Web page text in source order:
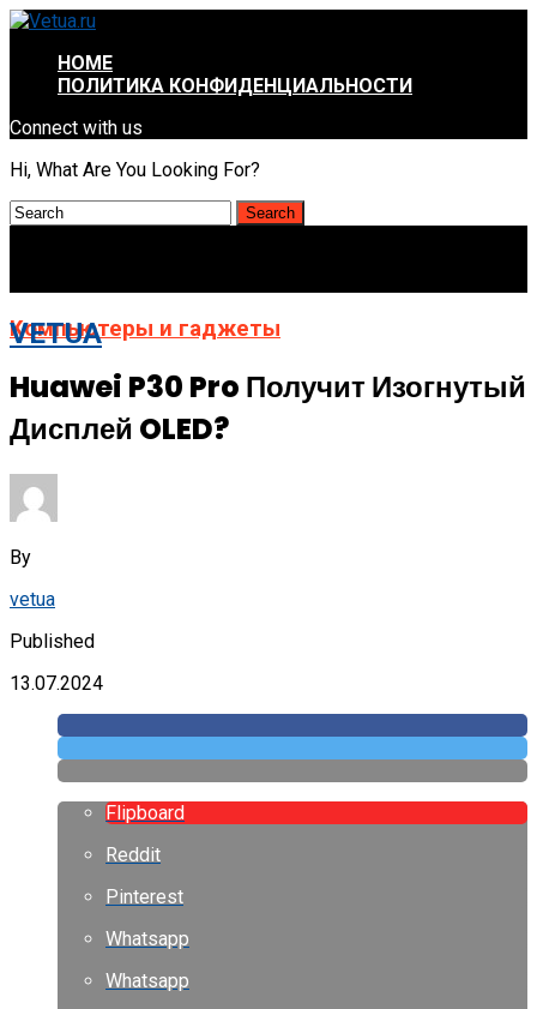
HOME
ПОЛИТИКА КОНФИДЕНЦИАЛЬНОСТИ
Connect with us
Hi, What Are You Looking For?
VETUA
Компьютеры и гаджеты
Huawei P30 Pro Получит Изогнутый
Дисплей OLED?
By
vetua
Published
13.07.2024
Flipboard
Reddit
Pinterest
Whatsapp
Whatsapp